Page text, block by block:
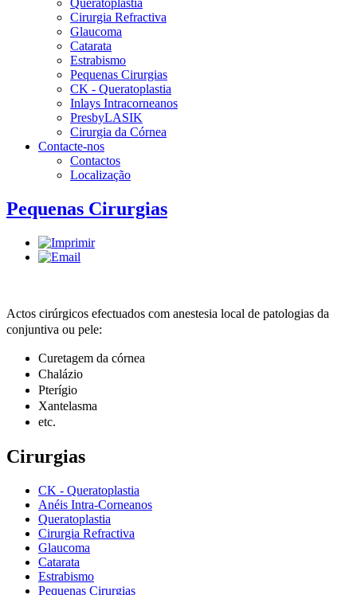
Queratoplastia
Cirurgia Refractiva
Glaucoma
Catarata
Estrabismo
Pequenas Cirurgias
CK - Queratoplastia
Inlays Intracorneanos
PresbyLASIK
Cirurgia da Córnea
Contacte-nos
Contactos
Localização
Pequenas Cirurgias
Actos cirúrgicos efectuados com anestesia local de patologias da
conjuntiva ou pele:
Curetagem da córnea
Chalázio
Pterígio
Xantelasma
etc.
Cirurgias
CK - Queratoplastia
Anéis Intra-Corneanos
Queratoplastia
Cirurgia Refractiva
Glaucoma
Catarata
Estrabismo
Pequenas Cirurgias